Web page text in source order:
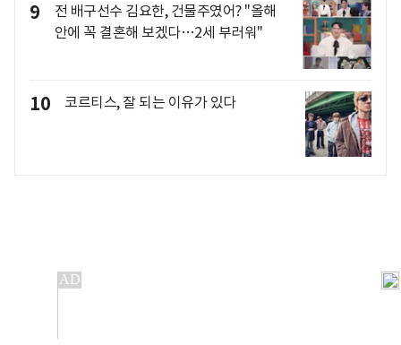
9
전 배구선수 김요한, 건물주였어? "올해
안에 꼭 결혼해 보겠다…2세 부러워"
10 코르티스, 잘 되는 이유가 있다